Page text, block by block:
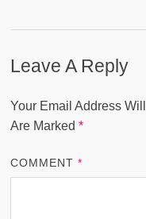
Leave A Reply
Your Email Address
Are Marked *
COMMENT*